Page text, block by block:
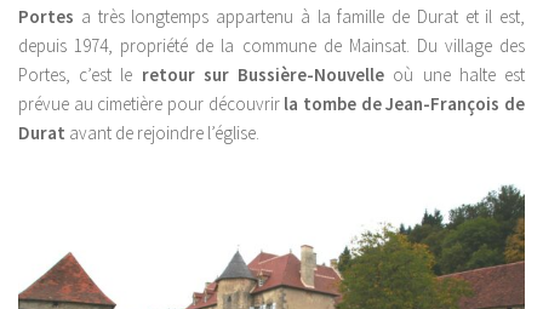
Portes a très longtemps appartenu à la famille de Durat et il est,
depuis 1974, propriété de la commune de Mainsat. Du village des
Portes, c’est le retour sur Bussière-Nouvelle où une halte est
prévue au cimetière pour découvrir la tombe de Jean-François de
Durat avant de rejoindre l’église.